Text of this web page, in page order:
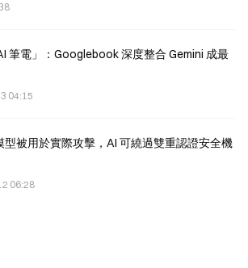
筆電」：Googlebook 深度整合 Gemini 成最
04:15
被用於實際攻擊，AI 可繞過雙重認證安全機
06:28